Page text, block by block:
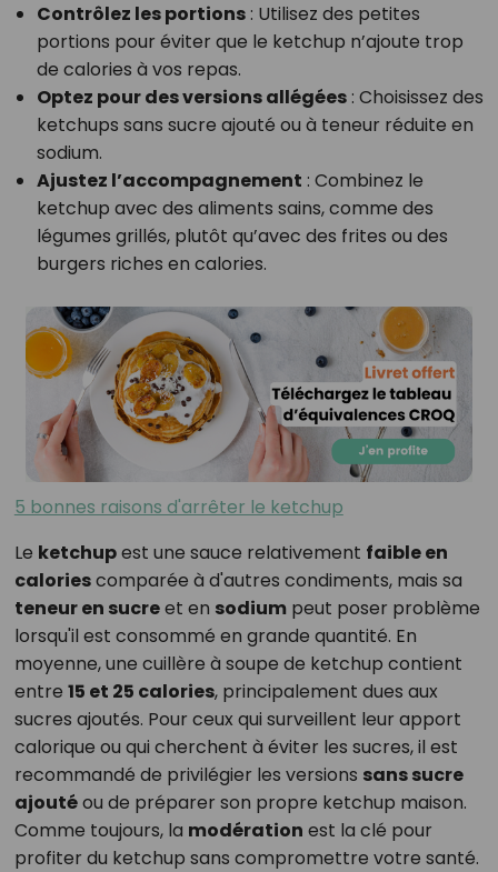
Contrôlez les portions: Utilisez des petites
portions pour éviter que le ketchup n’ajoute trop
de calories à vos repas.
Optez pour des versions allégées: Choisissez des
ketchups sans sucre ajouté ou à teneur réduite en
sodium.
Ajustez l’accompagnement : Combinez le
ketchup avec des aliments sains, comme des
légumes grillés, plutôt qu’avec des frites ou des
burgers riches en calories.
5 bonnes raisons d'arrêter le ketchup
Le ketchupest une sauce relativement faible en
caloriescomparée à d'autres condiments, mais sa
teneur en sucreet en sodiumpeut poser problème
lorsqu'il est consommé en grande quantité. En
moyenne, une cuillère à soupe de ketchup contient
entre 15 et 25 calories, principalement dues aux
sucres ajoutés. Pour ceux qui surveillent leur apport
calorique ou qui cherchent à éviter les sucres, il est
recommandé de privilégier les versions sans sucre
ajoutéou de préparer son propre ketchup maison.
Comme toujours, la modération est la clé pour
profiter du ketchup sans compromettre votre santé.